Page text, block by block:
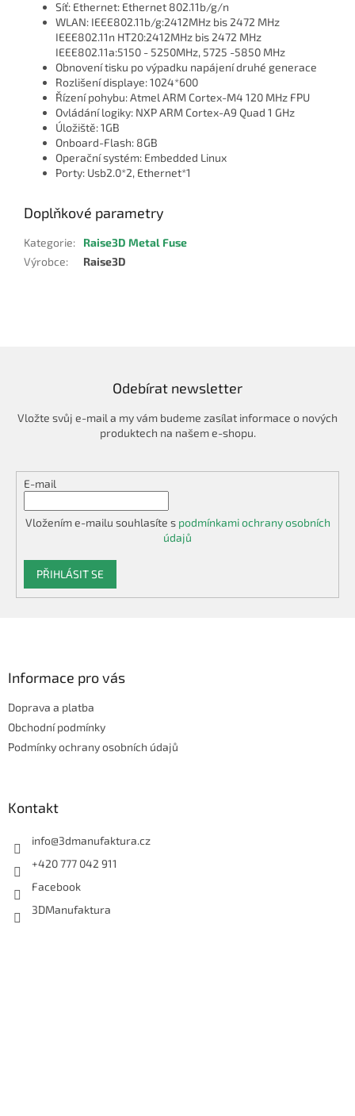
Síť: Ethernet: Ethernet 802.11b/g/n
WLAN: IEEE802.11b/g:2412MHz bis 2472 MHz
IEEE802.11n HT20:2412MHz bis 2472 MHz
IEEE802.11a:5150 - 5250MHz, 5725 -5850 MHz
Obnovení tisku po výpadku napájení druhé generace
Rozlišení displaye: 1024*600
Řízení pohybu: Atmel ARM Cortex-M4 120 MHz FPU
Ovládání logiky: NXP ARM Cortex-A9 Quad 1 GHz
Úložiště: 1GB
Onboard-Flash: 8GB
Operační systém: Embedded Linux
Porty: Usb2.0*2, Ethernet*1
Doplňkové parametry
Kategorie:
Raise3D Metal Fuse
Výrobce: Raise3D
Odebírat newsletter
Vložte svůj e-mail a my vám budeme zasílat informace o nových
produktech na našem e-shopu.
E-mail
Vložením e-mailu souhlasíte s podmínkami ochrany osobních
údajů
PŘIHLÁSIT SE
Informace pro vás
Doprava a platba
Obchodní podmínky
Podmínky ochrany osobních údajů
Kontakt
info@3dmanufaktura.cz
+420 777 042 911
Facebook
3DManufaktura